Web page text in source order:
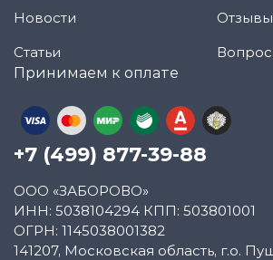
Новости
Статьи
Отзывы
Принимаем к оплате
+7 (499) 877-39-88
ООО «ЗАБОРОВО»
ИНН: 5038104294 КПП: 503801001
ОГРН: 1145038001382
141207, Московская область, г.о.